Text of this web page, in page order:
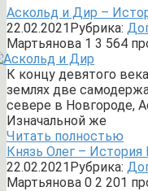
Аскольд и Дир –
22.02.2021Рубрика:
Мартьянова 1 3 564
К концу девятого
землях две
севере в Новгороде,
Изначальной же
Читать полностью
Князь Олег – История
22.02.2021Рубрика:
Мартьянова 0 2 201